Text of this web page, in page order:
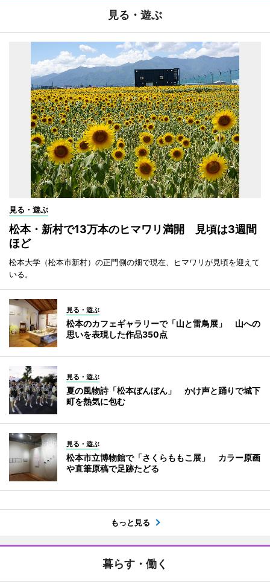
見る・遊ぶ
見る・遊ぶ
松本・新村で13万本のヒマワリ満開 見頃は3週間
ほど
松本大学（松本市新村）の正門側の畑で現在、ヒマワリが見頃を迎えて
いる。
見る・遊ぶ
松本のカフェギャラリーで「山と雷鳥展」 山への
思いを表現した作品350点
見る・遊ぶ
夏の風物詩「松本ぼんぼん」 かけ声と踊りで城下
町を熱気に包む
見る・遊ぶ
松本市立博物館で「さくらももこ展」 カラー原画
や直筆原稿で足跡たどる
もっと見る
暮らす・働く